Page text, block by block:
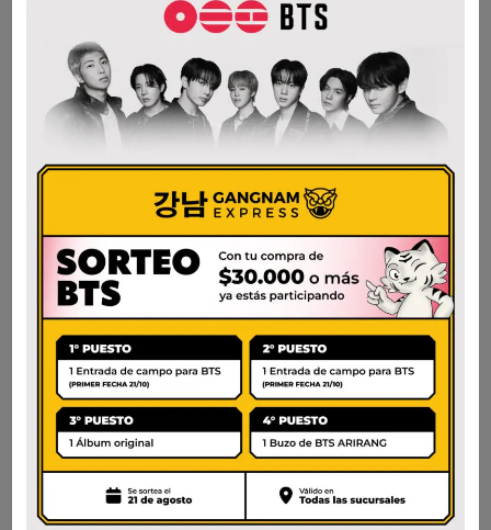
AÑADIR AL CARRITO
$4.000
AÑADIR AL CARRITO
SOJU CHUM CHURUM
$4.500
SOJU SOON HARI
CHUM CHURUM